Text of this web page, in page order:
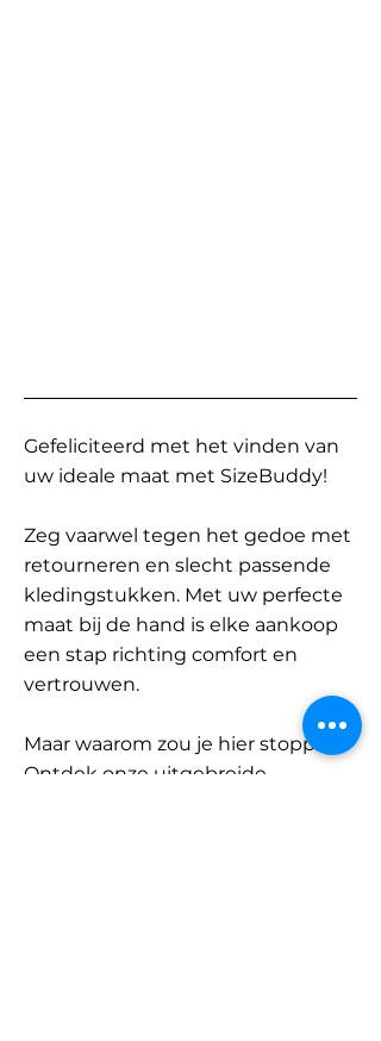
Gefeliciteerd met het vinden van
uw ideale maat met SizeBuddy!
Zeg vaarwel tegen het gedoe met
retourneren en slecht passende
kledingstukken. Met uw perfecte
maat bij de hand is elke aankoop
een stap richting comfort en
vertrouwen.
Maar waarom zou je hier stoppen?
Ontdek onze uitgebreide